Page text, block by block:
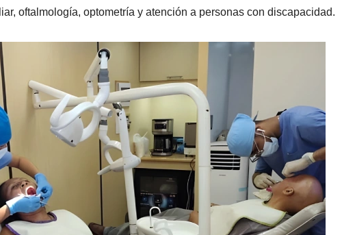
oftalmología, optometría y atención a personas con discapacidad.